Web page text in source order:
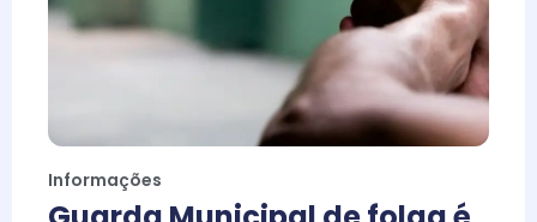
Informações